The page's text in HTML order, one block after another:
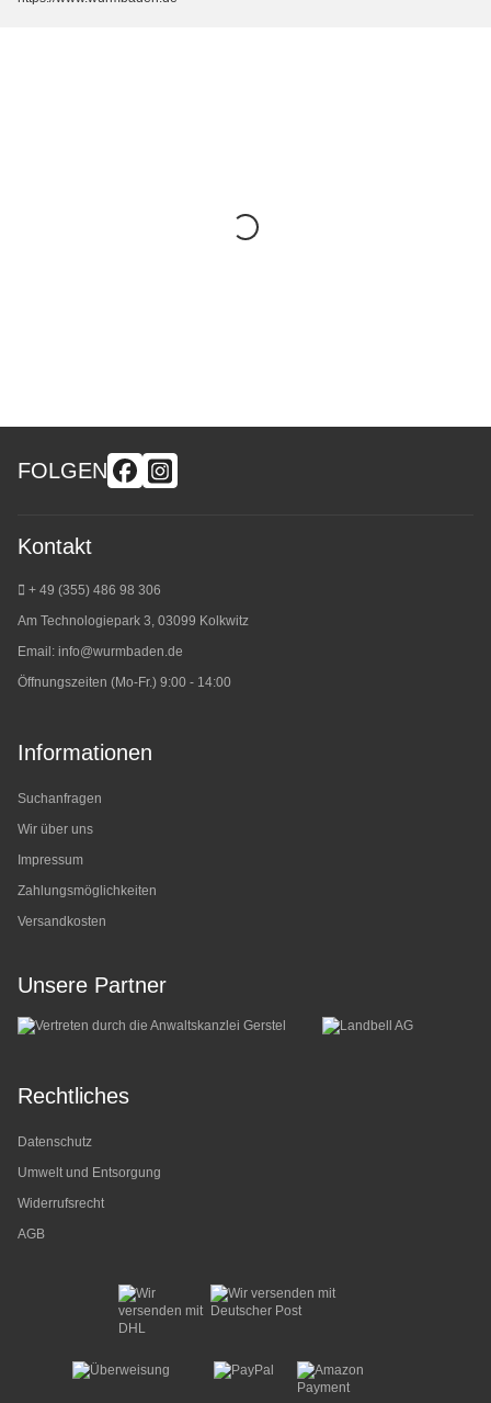
FOLGEN
Kontakt
+ 49 (355) 486 98 306
Am Technologiepark 3, 03099 Kolkwitz
Email: info@wurmbaden.de
Öffnungszeiten (Mo-Fr.) 9:00 - 14:00
Informationen
Suchanfragen
Wir über uns
Impressum
Zahlungsmöglichkeiten
Versandkosten
Unsere Partner
Rechtliches
Datenschutz
Umwelt und Entsorgung
Widerrufsrecht
AGB